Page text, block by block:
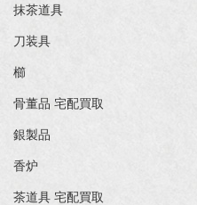
抹茶道具
刀装具
櫛
骨董品 宅配買取
銀製品
香炉
茶道具 宅配買取